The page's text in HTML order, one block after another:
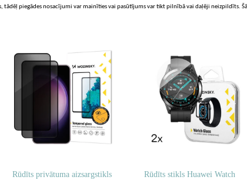
tādēļ piegādes nosacījumi var mainīties vai pasūtījums var tikt pilnībā vai daļēji neizpildīts.
Rūdīts privātuma aizsargstikls
Rūdīts stikls Huawei Watch